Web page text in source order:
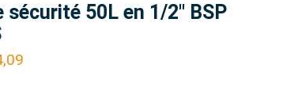
sécurité 50L en 1/2" BSP